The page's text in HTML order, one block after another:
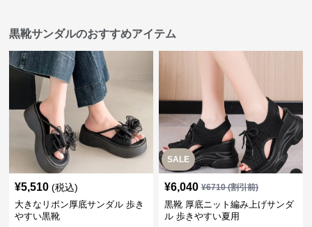
黒靴サンダルのおすすめアイテム
¥5,510 (税込)
大きなリボン厚底サンダル 歩き
やすい黒靴
SALE
¥6,040 ¥6710(割引前)
黒靴 厚底ニット編み上げサンダ
ル 歩きやすい夏用